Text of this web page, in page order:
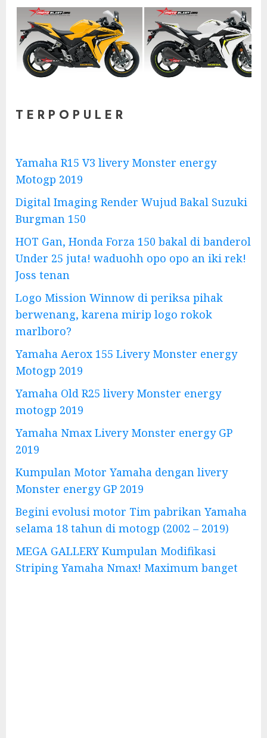
T E R P O P U L E R
Yamaha R15 V3 livery Monster energy
Motogp 2019
Digital Imaging Render Wujud Bakal Suzuki
Burgman 150
HOT Gan, Honda Forza 150 bakal di banderol
Under 25 juta! waduohh opo opo an iki rek!
Joss tenan
Logo Mission Winnow di periksa pihak
berwenang, karena mirip logo rokok
marlboro?
Yamaha Aerox 155 Livery Monster energy
Motogp 2019
Yamaha Old R25 livery Monster energy
motogp 2019
Yamaha Nmax Livery Monster energy GP
2019
Kumpulan Motor Yamaha dengan livery
Monster energy GP 2019
Begini evolusi motor Tim pabrikan Yamaha
selama 18 tahun di motogp (2002 – 2019)
MEGA GALLERY Kumpulan Modifikasi
Striping Yamaha Nmax! Maximum banget